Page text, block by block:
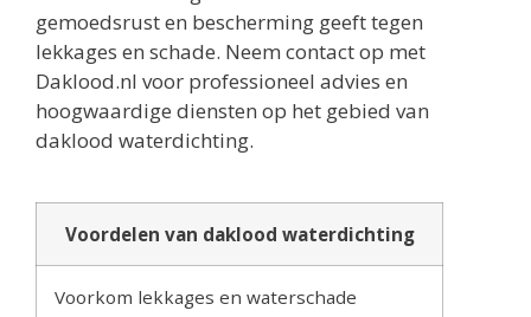
gemoedsrust en bescherming geeft tegen
lekkages en schade. Neem contact op met
Daklood.nl voor professioneel advies en
hoogwaardige diensten op het gebied van
daklood waterdichting.
Voordelen van daklood waterdichting
Voorkom lekkages en waterschade